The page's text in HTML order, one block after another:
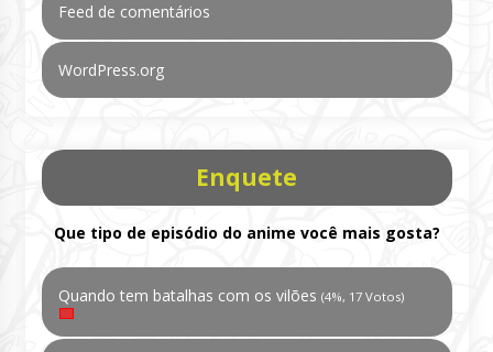
Feed de comentários
WordPress.org
Enquete
Que tipo de episódio do anime você mais gosta?
Quando tem batalhas com os vilões (4%, 17 Votos)